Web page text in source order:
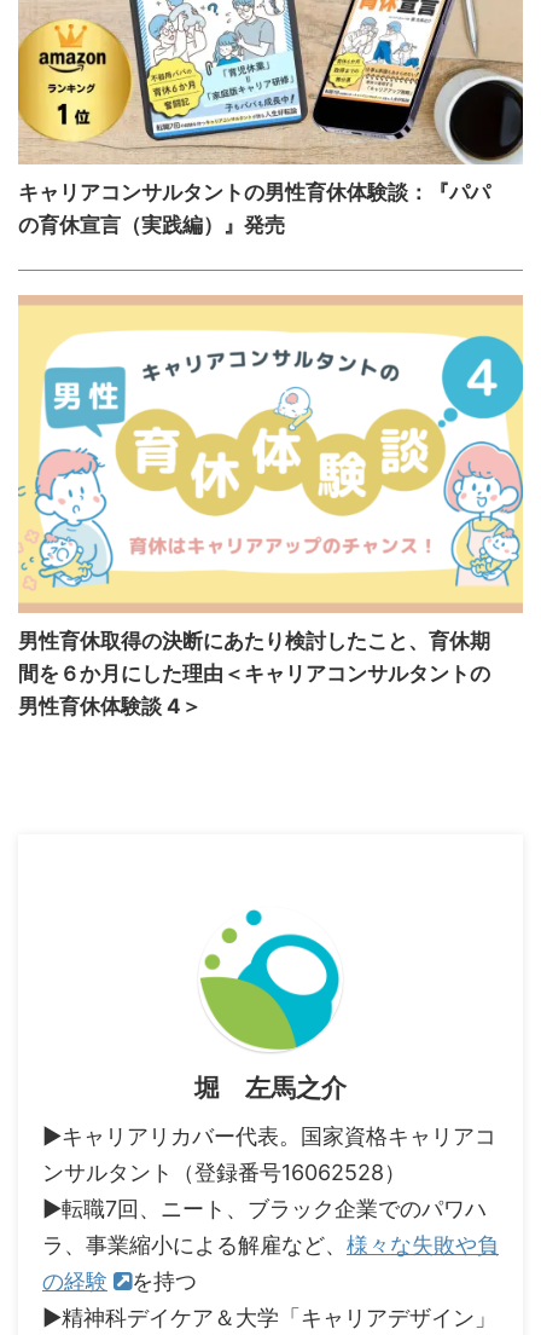
キャリアコンサルタントの男性育休体験談：『パパ
の育休宣言（実践編）』発売
男性育休取得の決断にあたり検討したこと、育休期
間を６か月にした理由＜キャリアコンサルタントの
男性育休体験談 4＞
堀 左馬之介
▶キャリアリカバー代表。国家資格キャリアコ
ンサルタント（登録番号16062528）
▶転職7回、ニート、ブラック企業でのパワハ
ラ、事業縮小による解雇など、 様々な失敗や負
の経験
を持つ
▶精神科デイケア＆大学「キャリアデザイン」